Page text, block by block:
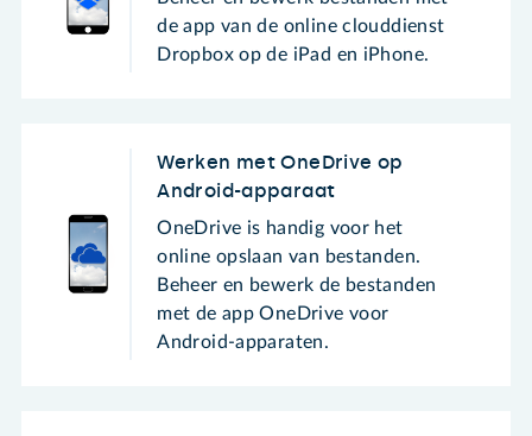
de app van de online clouddienst
Dropbox op de iPad en iPhone.
Werken met OneDrive op
Android-apparaat
OneDrive is handig voor het
online opslaan van bestanden.
Beheer en bewerk de bestanden
met de app OneDrive voor
Android-apparaten.